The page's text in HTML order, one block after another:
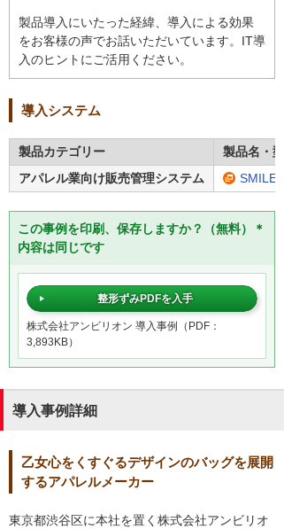
製品導入にいたった経緯、導入による効果
をお客様の声でお話いただいています。IT導
入のヒントにご活用ください。
導入システム
製品カテゴリー
製品名・型
アパレル業向け販売管理システム
SMILE
この事例を印刷、保存しますか？（無料）＊
内容は同じです
整形ずみPDFを入手
株式会社アンビリオン 導入事例（PDF：
3,893KB）
導入事例詳細
乙女心をくすぐるデザインのバッグを展開
するアパレルメーカー
東京都渋谷区に本社を置く株式会社アンビリオ